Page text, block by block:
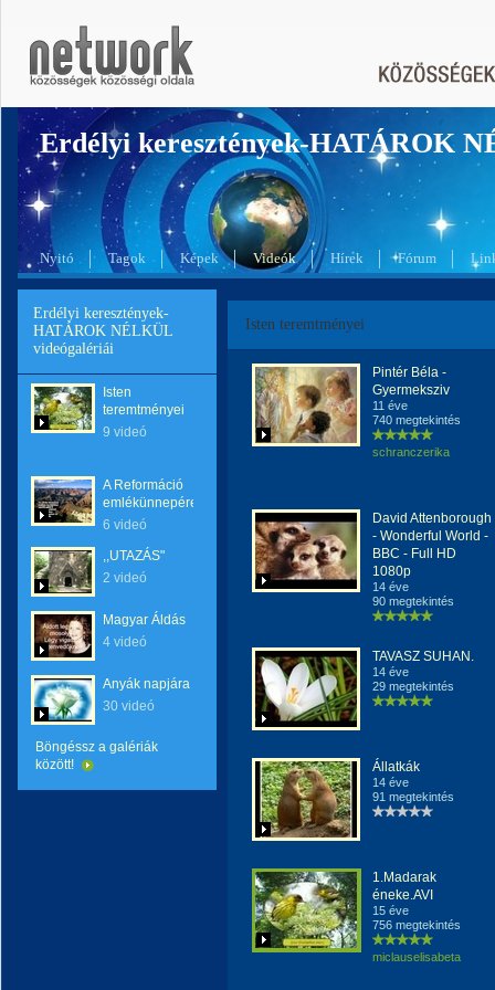
Erdélyi keresztények-HATÁROK
Nyitó Tagok Képek Videók Hírek Fórum
Erdélyi keresztények-
HATÁROK NÉLKÜL
videógalériái
Isten
teremtményei
9 videó
A Reformáció
emlékünnepére
6 videó
,,UTAZÁS"
2 videó
Magyar Áldás
4 videó
Anyák napjára
30 videó
Böngéssz a galériák
között!
Isten teremtményei
Pintér Béla -
Gyermeksziv
11 éve
740 megtekintés
schranczerika
David Attenborough
- Wonderful World -
BBC - Full HD
1080p
14 éve
90 megtekintés
TAVASZ SUHAN.
14 éve
29 megtekintés
Állatkák
14 éve
91 megtekintés
1.Madarak
éneke.AVI
15 éve
756 megtekintés
miclauselisabeta